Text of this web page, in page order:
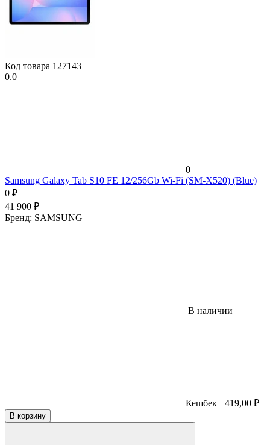
Код товара 127143
0.0
0
Samsung Galaxy Tab S10 FE 12/256Gb Wi-Fi (SM-X520) (Blue)
0 ₽
41 900 ₽
Бренд: SAMSUNG
В наличии
Кешбек +419,00 ₽
В корзину